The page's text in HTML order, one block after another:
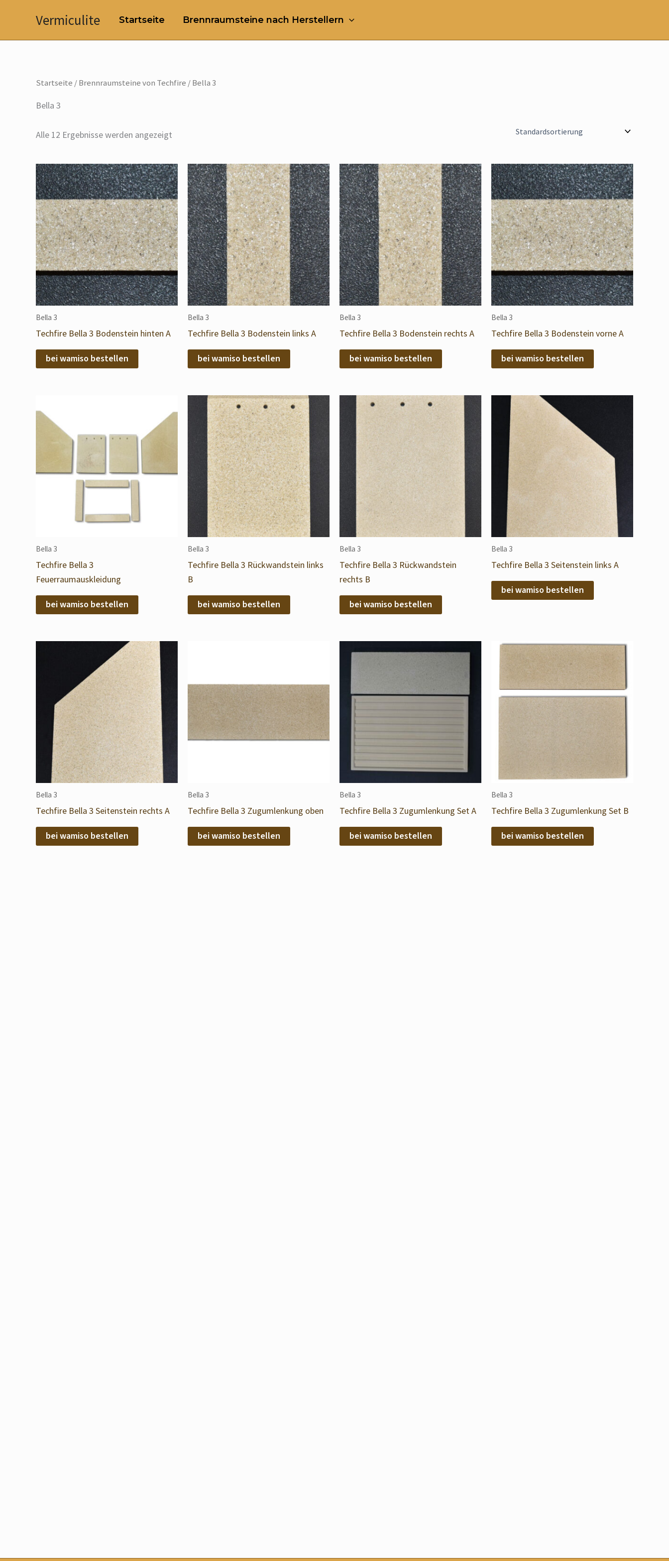
Vermiculite Startseite Brennraumsteine nach Herstellern
Startseite /Brennraumsteine von Techfire / Bella 3
Bella 3
Alle 12 Ergebnisse werden angezeigt
Bella 3
Techfire Bella 3 Bodenstein hinten A
bei wamiso bestellen
Bella 3
Techfire Bella 3 Bodenstein links A
bei wamiso bestellen
Bella 3
Techfire Bella 3 Bodenstein rechts A
bei wamiso bestellen
Bella 3
Techfire Bella 3 Bodenstein vorne A
bei wamiso bestellen
Bella 3
Techfire Bella 3
Feuerraumauskleidung
bei wamiso bestellen
Bella 3
Techfire Bella 3 Rückwandstein links
B
bei wamiso bestellen
Bella 3
Techfire Bella 3 Rückwandstein
rechts B
bei wamiso bestellen
Bella 3
Techfire Bella 3 Seitenstein links A
bei wamiso bestellen
Bella 3
Techfire Bella 3 Seitenstein rechts A
bei wamiso bestellen
Bella 3
Techfire Bella 3 Zugumlenkung oben
bei wamiso bestellen
Bella 3
Techfire Bella 3 Zugumlenkung Set A
bei wamiso bestellen
Bella 3
Techfire Bella 3 Zugumlenkung Set B
bei wamiso bestellen